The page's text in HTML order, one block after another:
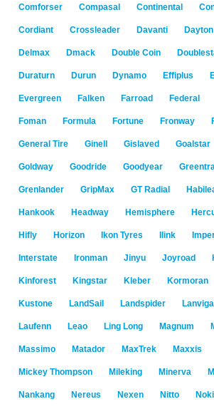
Comforser Compasal Continental
Cordiant Crossleader Davanti Dayton
Delmax Dmack Double Coin
Duraturn Durun Dynamo Effiplus
Evergreen Falken Farroad Federal
Foman Formula Fortune Fronway
General Tire Ginell Gislaved Goalstar
Goldway Goodride Goodyear
Grenlander GripMax GT Radial
Hankook Headway Hemisphere
Hifly Horizon Ikon Tyres Ilink
Interstate Ironman Jinyu Joyroad
Kinforest Kingstar Kleber Kormoran
Kustone LandSail Landspider
Laufenn Leao Ling Long Magnum
Massimo Matador MaxTrek Maxxis
Mickey Thompson Mileking Minerva
Nankang Nereus Nexen Nitto